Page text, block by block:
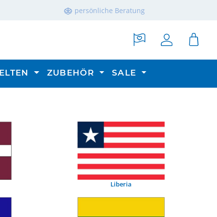
persönliche Beratung
ZUBEHÖR SALE
Liberia